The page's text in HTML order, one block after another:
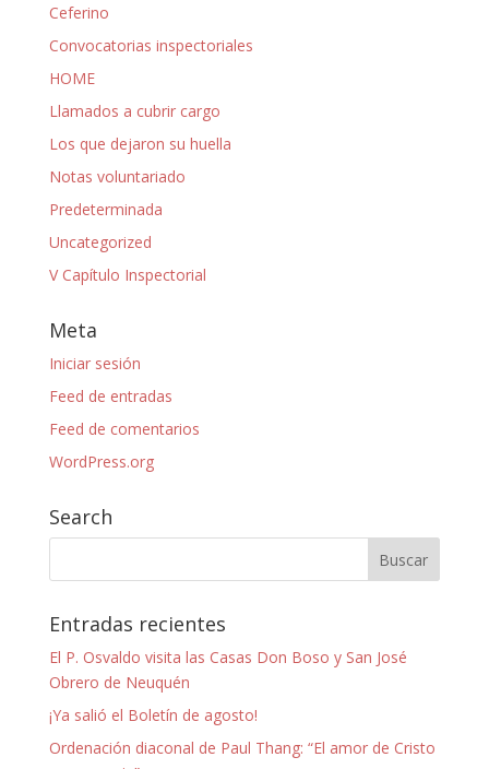
Ceferino
Convocatorias inspectoriales
HOME
Llamados a cubrir cargo
Los que dejaron su huella
Notas voluntariado
Predeterminada
Uncategorized
V Capítulo Inspectorial
Meta
Iniciar sesión
Feed de entradas
Feed de comentarios
WordPress.org
Search
Entradas recientes
El P. Osvaldo visita las Casas Don Boso y San José
Obrero de Neuquén
¡Ya salió el Boletín de agosto!
Ordenación diaconal de Paul Thang: “El amor de Cristo